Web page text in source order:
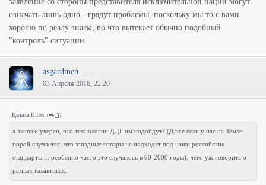
означать лишь одно - грядут проблемы, поскольку мы то с вами
хорошо по реалу знаем, во что вытекает обычно подобный
"контроль" ситуации.
asgardmen
03 Апреля 2016, 22:20
Цитата Kitten ( )
а экипаж уверен, что технологии ДДГ им подойдут? (Даже если у нас на Земле
порой случается, что западные товары не подходят под наши российские
стандарты ... особенно часто это случалось в 90-2000 годы), чего уж говорить о
разных галактиках.